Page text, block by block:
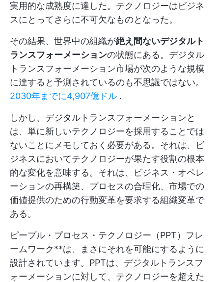
実用的な成熟度に達した。テクノロジーはビジネ
スにとってさらに不可欠なものとなった。
その結果、世界中の組織が絶え間ないデジタルト
ランスフォーメーションの状態にある。デジタル
トランスフォーメーション市場が次のような規模
に達すると予測されているのも不思議ではない。
2030年までに4,907億ドル .
しかし、デジタルトランスフォーメーションと
は、単に新しいテクノロジーを採用することでは
ないことにメモしておく必要がある。それは、ビ
ジネスにおいてテクノロジーが果たす役割の根本
的な変化を意味する。それは、ビジネス・オペレ
ーションの再構築、プロセスの合理化、市場での
価値提供のための行動変革を要求する組織変革で
ある。
ピープル・プロセス・テクノロジー（PPT）フレ
ームワーク**は、まさにそれを可能にするように
設計されています。PPTは、デジタルトランスフ
ォーメーションに対して、テクノロジーを超えた